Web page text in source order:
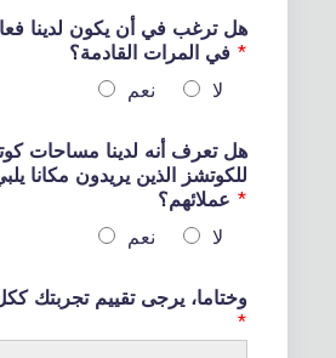
3
1
2
m
#
1
1
هل ترغب في أن يكون لدينا
*
نعم
لا
هل تعرف أنه لدينا مساحات
للكوتشز الذين يريدون مكانا
*
نعم
لا
وختاما، يرجى تقييم تجربتك
*